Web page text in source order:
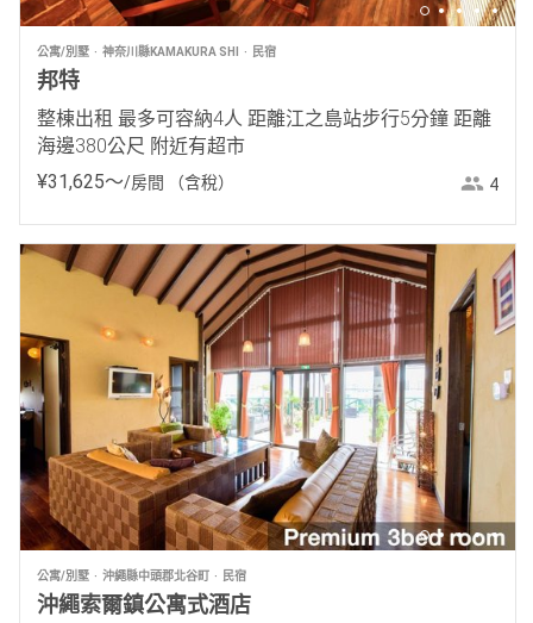
公寓/別墅 神奈川縣KAMAKURA SHI 民宿
邦特
整棟出租 最多可容納4人 距離江之島站步行5分鐘 距離
海邊380公尺 附近有超市
¥31,625〜/房間 （含稅） 4
公寓/別墅 沖繩縣中頭郡北谷町 民宿
沖繩索爾鎮公寓式酒店